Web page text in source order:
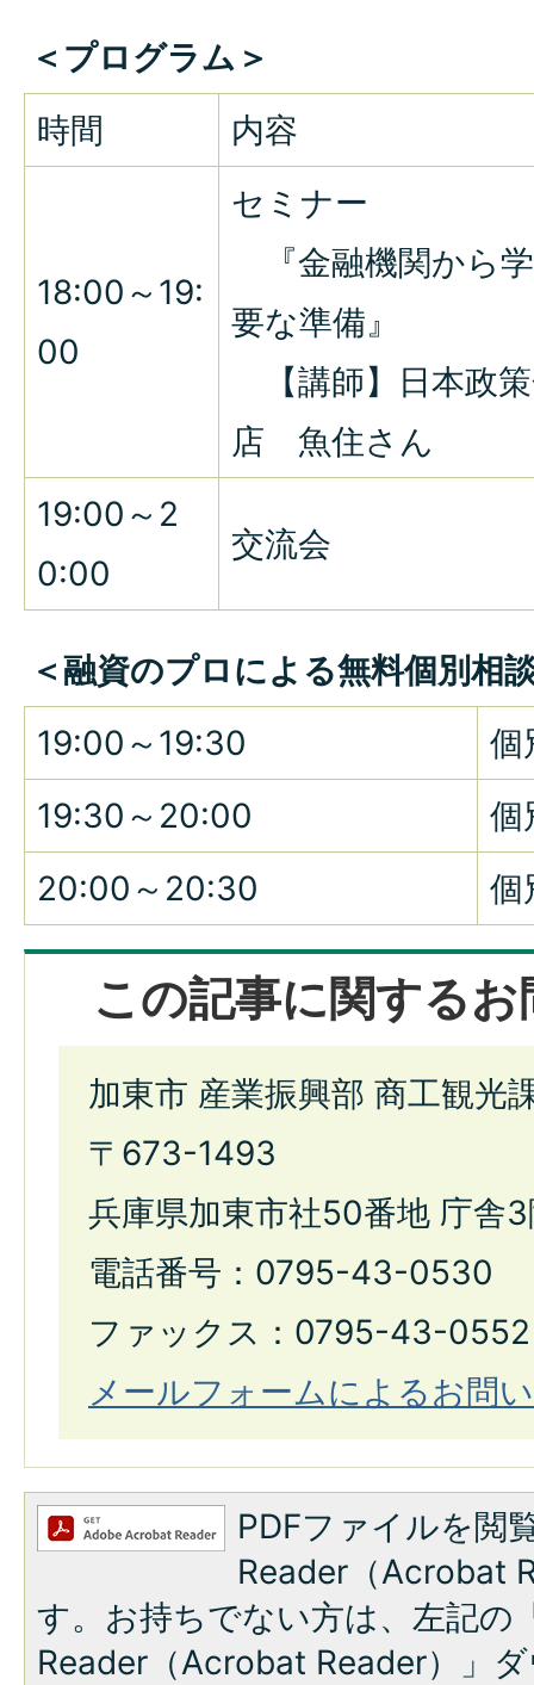
＜プログラム＞
時間
内容
18:00～19:
00
セミナー
『金融機関から
要な準備』
【講師】日本政
店 魚住さん
19:00～2
0:00
交流会
＜融資のプロによる無料個別相
19:00～19:30
個
19:30～20:00
個
20:00～20:30
個
この記事に関する
加東市 産業振興部 商工観光
〒673-1493
兵庫県加東市社50番地 庁舎
電話番号：0795-43-0530
ファックス：0795-43-0552
メールフォームによるお問
PDFファイルを閲
Reader（Acrobat
す。お持ちでない方は、左記の
Reader（Acrobat Reader）」